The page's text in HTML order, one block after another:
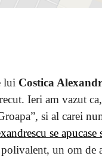
lui Costica
Ieri am vazut
si al carei
se
un om de